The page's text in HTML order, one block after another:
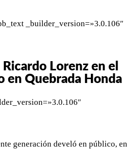
_builder_version=»3.0.106″
Lorenz en el
en Quebrada Honda
generación develó en público, en